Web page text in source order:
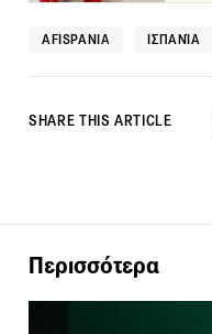
AFISPANIA ΙΣΠΑΝΊΑ
SHARE THIS ARTICLE
Περισσότερα